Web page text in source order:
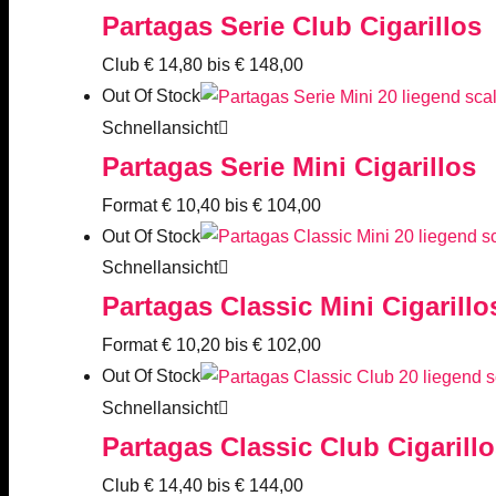
Partagas Serie Club Cigarillos
Club € 14,80 bis € 148,00
Out Of Stock
Schnellansicht
Partagas Serie Mini Cigarillos
Format€ 10,40 bis € 104,00
Out Of Stock
Schnellansicht
Partagas Classic Mini
Format€ 10,20 bis € 102,00
Out Of Stock
Schnellansicht
Partagas Classic Club
Club € 14,40 bis € 144,00